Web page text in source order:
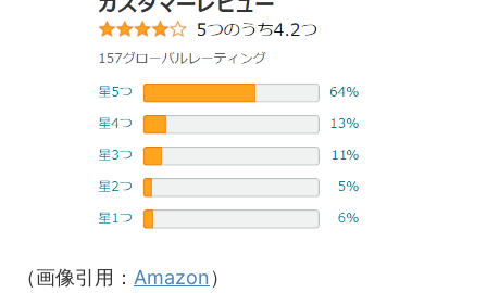
（画像引用： Amazon）